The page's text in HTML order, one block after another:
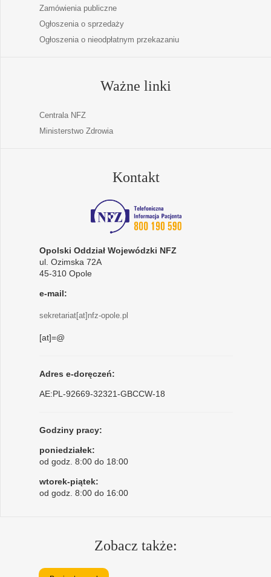
Zamówienia publiczne
Ogłoszenia o sprzedaży
Ogłoszenia o nieodpłatnym przekazaniu
Ważne linki
Centrala NFZ
Ministerstwo Zdrowia
Kontakt
Opolski Oddział Wojewódzki NFZ
ul. Ozimska 72A
45-310 Opole
e-mail:
sekretariat[at]nfz-opole.pl
[at]=@
Adres e-doręczeń:
AE:PL-92669-32321-GBCCW-18
Godziny pracy:
poniedziałek:
od godz. 8:00 do 18:00
wtorek-piątek:
od godz. 8:00 do 16:00
Zobacz także: